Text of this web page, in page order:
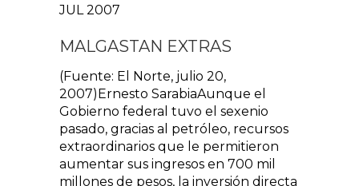
JUL 2007
MALGASTAN EXTRAS
(Fuente: El Norte, julio 20,
2007)Ernesto SarabiaAunque el
Gobierno federal tuvo el sexenio
pasado, gracias al petróleo, recursos
extraordinarios que le permitieron
aumentar sus ingresos en 700 mil
millones de pesos, la inversión directa